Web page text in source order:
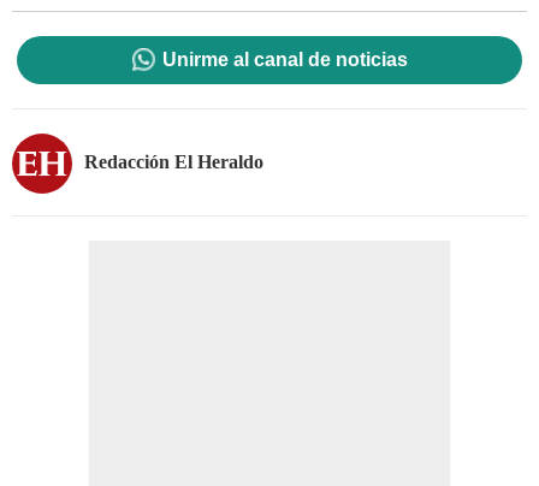
Unirme al canal de noticias
Redacción El Heraldo